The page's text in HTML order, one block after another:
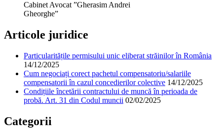
Cabinet Avocat ”Gherasim Andrei
Gheorghe”
Articole juridice
Particularitățile permisului unic eliberat străinilor în România
14/12/2025
Cum negociați corect pachetul compensatoriu/salariile
compensatorii în cazul concedierilor colective 14/12/2025
Condițiile încetării contractului de muncă în perioada de
probă. Art. 31 din Codul muncii 02/02/2025
Categorii